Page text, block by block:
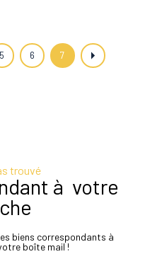
5 6 7
trouvé
à votre
biens correspondants à
boîte mail !